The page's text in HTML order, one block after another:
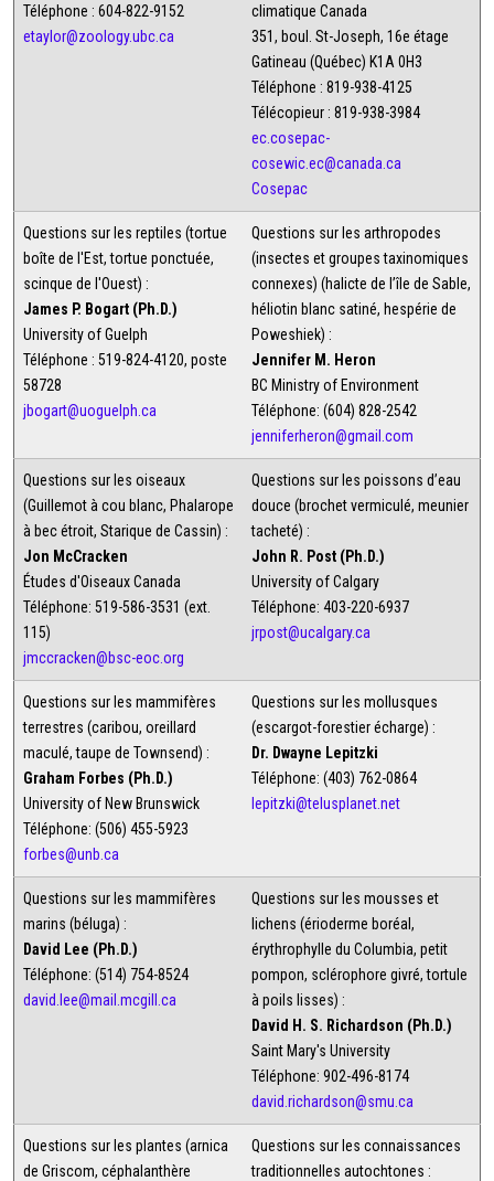
Téléphone : 604-822-9152
etaylor@zoology.ubc.ca
climatique Canada
351, boul. St-Joseph, 16e étage
Gatineau (Québec) K1A 0H3
Téléphone : 819-938-4125
Télécopieur : 819-938-3984
ec.cosepac-
cosewic.ec@canada.ca
Cosepac
Questions sur les reptiles (tortue
boîte de l'Est, tortue ponctuée,
scinque de l'Ouest) :
James P. Bogart (Ph.D.)
University of Guelph
Téléphone : 519-824-4120, poste
58728
jbogart@uoguelph.ca
Questions sur les arthropodes
(insectes et groupes taxinomiques
connexes) (halicte de l’île de Sable,
héliotin blanc satiné, hespérie de
Poweshiek) :
Jennifer M. Heron
BC Ministry of Environment
Téléphone: (604) 828-2542
jenniferheron@gmail.com
Questions sur les oiseaux
(Guillemot à cou blanc, Phalarope
à bec étroit, Starique de Cassin) :
Jon McCracken
Études d'Oiseaux Canada
Téléphone: 519-586-3531 (ext.
115)
jmccracken@bsc-eoc.org
Questions sur les poissons d’eau
douce (brochet vermiculé, meunier
tacheté) :
John R. Post (Ph.D.)
University of Calgary
Téléphone: 403-220-6937
jrpost@ucalgary.ca
Questions sur les mammifères
terrestres (caribou, oreillard
maculé, taupe de Townsend) :
Graham Forbes (Ph.D.)
University of New Brunswick
Téléphone: (506) 455-5923
forbes@unb.ca
Questions sur les mollusques
(escargot-forestier écharge) :
Dr. Dwayne Lepitzki
Téléphone: (403) 762-0864
lepitzki@telusplanet.net
Questions sur les mammifères
marins (béluga) :
David Lee (Ph.D.)
Téléphone: (514) 754-8524
david.lee@mail.mcgill.ca
Questions sur les mousses et
lichens (érioderme boréal,
érythrophylle du Columbia, petit
pompon, sclérophore givré, tortule
à poils lisses) :
David H. S. Richardson (Ph.D.)
Saint Mary's University
Téléphone: 902-496-8174
david.richardson@smu.ca
Questions sur les plantes (arnica
de Griscom, céphalanthère
Questions sur les connaissances
traditionnelles autochtones :